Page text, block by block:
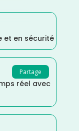
et en sécurité
Partage
réel avec